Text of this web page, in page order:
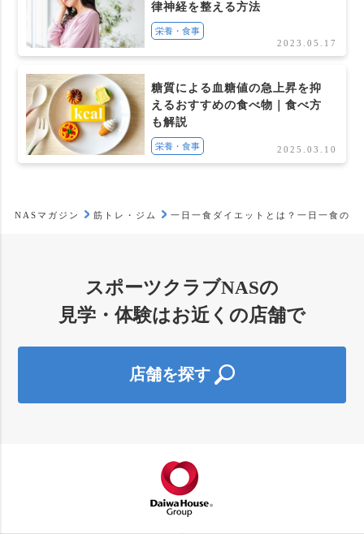
律神経を整える方法
栄養・食事
2023.05.17
糖質による血糖値の急上昇を抑
えるおすすめの食べ物｜食べ方
も解説
栄養・食事 2025.03.10
NASマガジン 筋トレ・ジム 一日一食ダイエットとは？一日一食の
スポーツクラブNASの
見学・体験はお近くの店舗で
店舗を探す